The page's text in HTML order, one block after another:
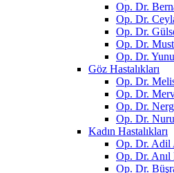
Op. Dr.
Op. Dr.
Op. Dr.
Op. Dr.
Op. Dr.
Göz Hastalıkları
Op. Dr.
Op. Dr.
Op. Dr.
Op. Dr.
Kadın Hastalıkları
Op. Dr.
Op. Dr.
Op. Dr.